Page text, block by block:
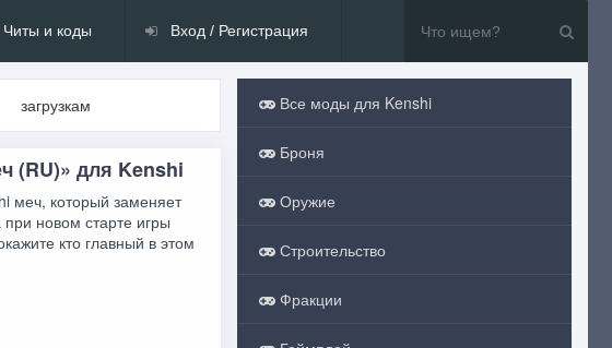
Читы и коды Вход / Регистрация
загрузкам
(RU)» для Kenshi
меч, который заменяет
новом старте игры
кто главный в этом
Все моды для Kenshi
Броня
Оружие
Строительство
Фракции